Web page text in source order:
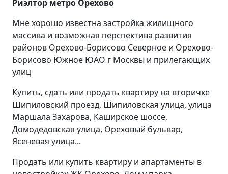
Риэлтор метро Орехово
Мне хорошо известна застройка жилищного
массива и возможная перспектива развития
районов Орехово-Борисово Северное и Орехово-
Борисово Южное ЮАО г Москвы и прилегающих
улиц
Купить, сдать или продать квартиру на вторичке
Шипиловский проезд, Шипиловская улица, улица
Маршала Захарова, Каширское шоссе,
Домодедовская улица, Ореховый бульвар,
Ясеневая улица...
Продать или купить квартиру и апартаменты в